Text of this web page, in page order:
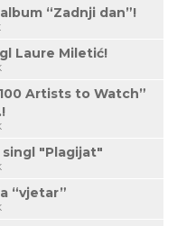
“Zadnji dan”!
Laure Miletić!
Artists to Watch”
"Plagijat"
“vjetar”